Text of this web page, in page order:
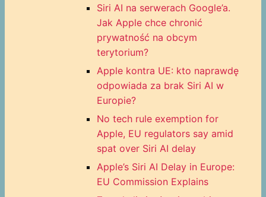
Siri AI na serwerach Google’a.
Jak Apple chce chronić
prywatność na obcym
terytorium?
Apple kontra UE: kto naprawdę
odpowiada za brak Siri AI w
Europie?
No tech rule exemption for
Apple, EU regulators say amid
spat over Siri AI delay
Apple’s Siri AI Delay in Europe:
EU Commission Explains